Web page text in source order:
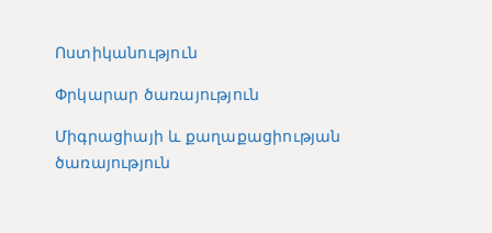
Ոստիկանություն
Փրկարար ծառայություն
Միգրացիայի և քաղաքացիության
ծառայություն